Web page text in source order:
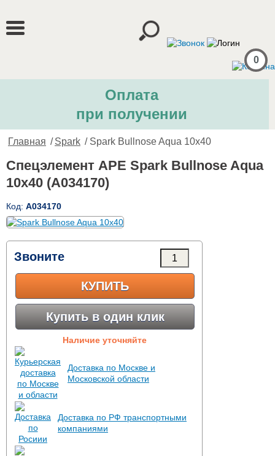
0
Оплата
при получении
Главная / Spark / Spark Bullnose Aqua 10x40
Спецэлемент APE Spark Bullnose Aqua
10x40 (A034170)
Код: A034170
Звоните
КУПИТЬ
Купить в один клик
Наличие уточняйте
Доставка по Москве и
Московской области
Доставка по РФ транспортными
компаниями